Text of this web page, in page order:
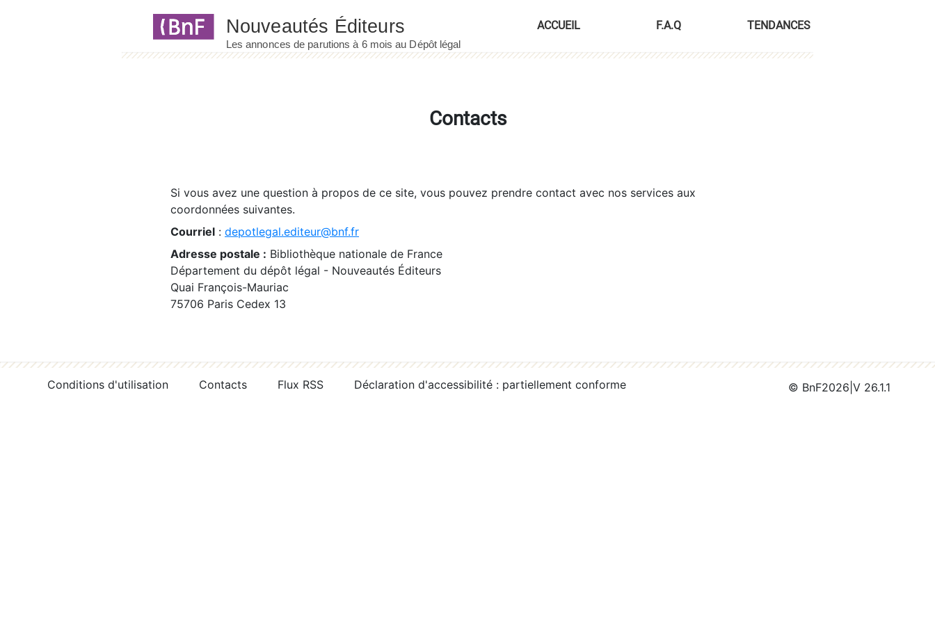
ACCUEIL F.A.Q TENDANCES
Contacts
Si vous avez une question à propos de ce site, vous pouvez prendre contact avec nos services aux
coordonnées suivantes.
Courriel : depotlegal.editeur@bnf.fr
Adresse postale : Bibliothèque nationale de France
Département du dépôt légal - Nouveautés Éditeurs
Quai François-Mauriac
75706 Paris Cedex 13
Conditions d'utilisation Contacts Flux RSS Déclaration d'accessibilité : partiellement conforme © BnF2026 V 26.1.1